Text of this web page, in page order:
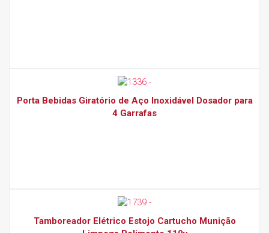
Porta Bebidas Giratório de Aço Inoxidável Dosador para
4 Garrafas
Tamboreador Elétrico Estojo Cartucho Munição